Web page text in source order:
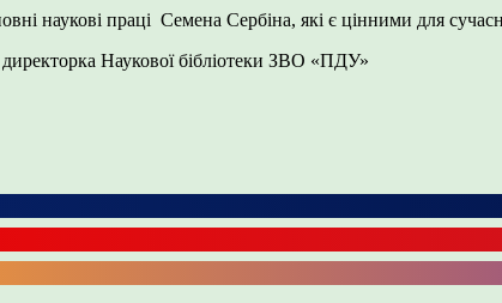
наукові праці Семена Сербіна, які є цінними для
Наукової бібліотеки ЗВО «ПДУ»